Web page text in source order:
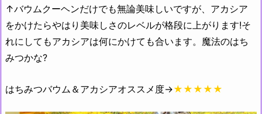
↑バウムクーヘンだけでも無論美味しいですが、アカシア
をかけたらやはり美味しさのレベルが格段に上がります!そ
れにしてもアカシアは何にかけても合います。魔法のはち
みつかな?
はちみつバウム＆アカシアオススメ度→★★★★★